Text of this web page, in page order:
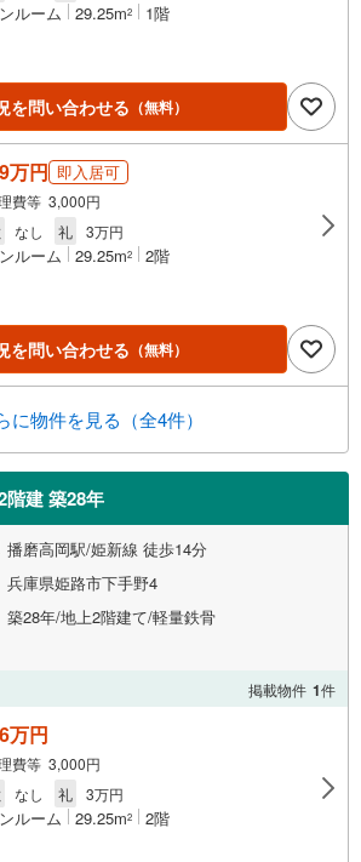
ルーム 29.25m2 1階
を問い合わせる （無料）
万円 即入居可
費等 3,000円
なし 礼 3万円
ルーム 29.25m2 2階
を問い合わせる （無料）
に物件を見る（全4件）
階建 築28年
播磨高岡駅/姫新線 徒歩14分
兵庫県姫路市下手野4
築28年/地上2階建て/軽量鉄骨
掲載物件 1件
万円
費等 3,000円
なし 礼 3万円
ルーム 29.25m2 2階